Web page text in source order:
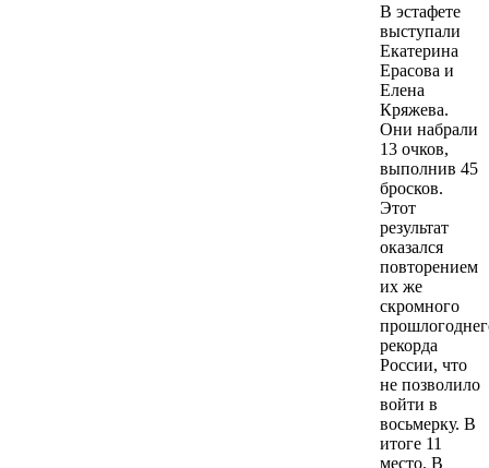
В эстафете
выступали
Екатерина
Ерасова и
Елена
Кряжева.
Они набрали
13 очков,
выполнив 45
бросков.
Этот
результат
оказался
повторением
их же
скромного
рекорда
России, что
не позволило
войти в
восьмерку. В
итоге 11
место. В